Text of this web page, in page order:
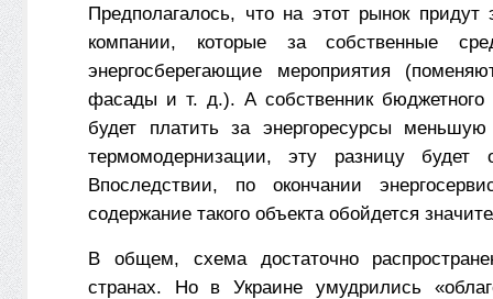
Предполагалось, что на этот рынок придут
компании, которые за собственные
энергосберегающие мероприятия
фасады и т. д.). А собственник бюджетного
будет платить за энергоресурсы
термомодернизации, эту разницу будет
Впоследствии, по окончании
содержание такого объекта обойдется
В общем, схема достаточно
странах. Но в Украине умудрились